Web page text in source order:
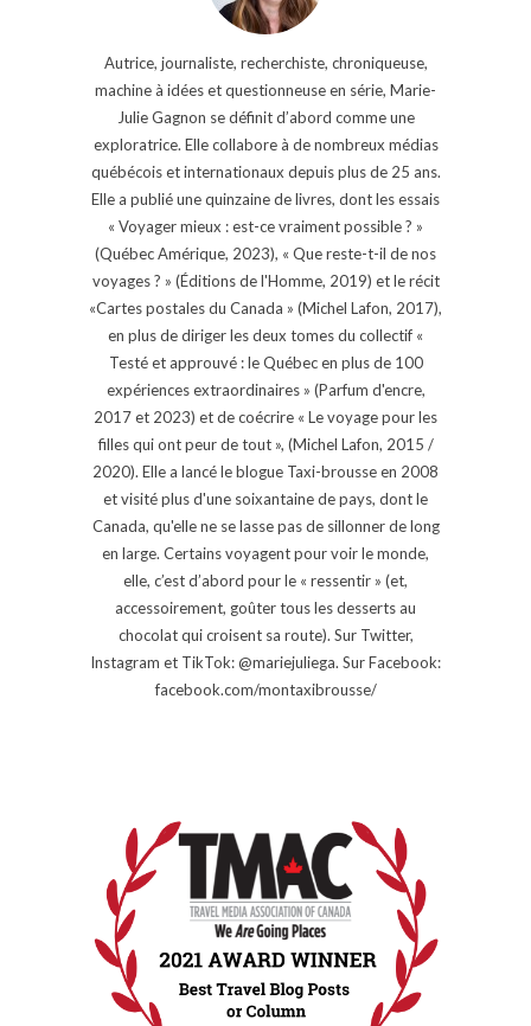
Autrice, journaliste, recherchiste, chroniqueuse,
machine à idées et questionneuse en série, Marie-
Julie Gagnon se définit d’abord comme une
exploratrice. Elle collabore à de nombreux médias
québécois et internationaux depuis plus de 25 ans.
Elle a publié une quinzaine de livres, dont les essais
« Voyager mieux : est-ce vraiment possible ? »
(Québec Amérique, 2023), « Que reste-t-il de nos
voyages ? » (Éditions de l'Homme, 2019) et le récit
«Cartes postales du Canada » (Michel Lafon, 2017),
en plus de diriger les deux tomes du collectif «
Testé et approuvé : le Québec en plus de 100
expériences extraordinaires » (Parfum d'encre,
2017 et 2023) et de coécrire « Le voyage pour les
filles qui ont peur de tout », (Michel Lafon, 2015 /
2020). Elle a lancé le blogue Taxi-brousse en 2008
et visité plus d'une soixantaine de pays, dont le
Canada, qu'elle ne se lasse pas de sillonner de long
en large. Certains voyagent pour voir le monde,
elle, c’est d’abord pour le « ressentir » (et,
accessoirement, goûter tous les desserts au
chocolat qui croisent sa route). Sur Twitter,
Instagram et TikTok: @mariejuliega. Sur Facebook:
facebook.com/montaxibrousse/